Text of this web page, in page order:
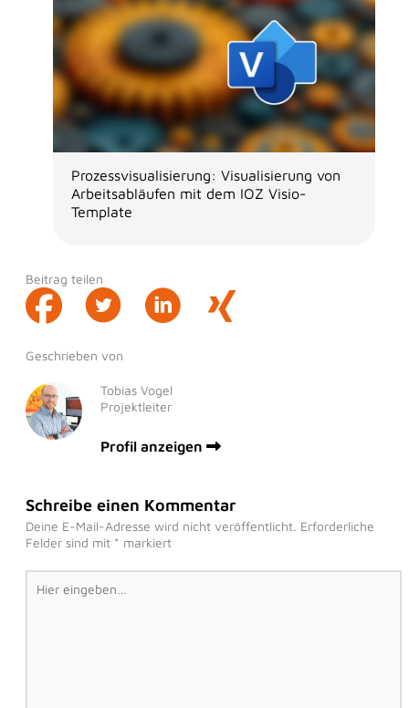
Prozessvisualisierung: Visualisierung von
Arbeitsabläufen mit dem IOZ Visio-
Template
Beitrag teilen
Geschrieben von
Tobias Vogel
Projektleiter
Profil anzeigen
Schreibe einen Kommentar
Deine E-Mail-Adresse wird nicht veröffentlicht. Erforderliche
Felder sind mit * markiert
Hier
eingeben…